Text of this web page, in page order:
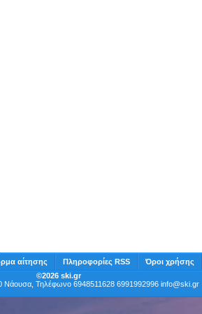
αίτησης Πληροφορίες RSS Όροι χρήσης
©2026 ski.gr
Νάουσα, Τηλέφωνο 6948511628 6991992996 info@ski.gr